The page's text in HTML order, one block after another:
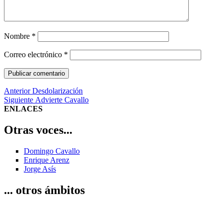
Nombre *
Correo electrónico *
Navegación
de
Anterior Entrada
anterior:
Desdolarización
Siguiente Entrada
siguiente:
Advierte Cavallo
ENLACES
Otras voces...
Domingo Cavallo
Enrique Arenz
Jorge Asís
... otros ámbitos